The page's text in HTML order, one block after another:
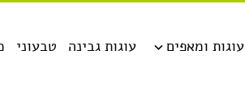
טבעוני עוגות גבינה עוגות ומאפים